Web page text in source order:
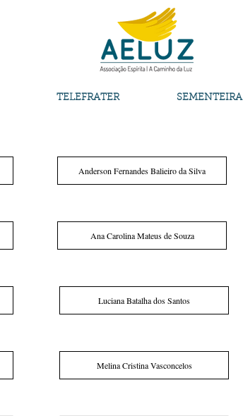
TELEFRATER SEMENTEIRA
Anderson Fernandes Balieiro da Silva
Ana Carolina Mateus de Souza
Luciana Batalha dos Santos
Melina Cristina Vasconcelos